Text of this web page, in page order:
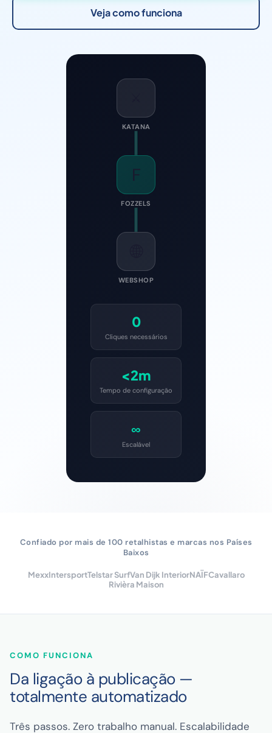
Veja como funciona
KATANA
F
FOZZELS
WEBSHOP
0
Cliques necessários
<2m
Tempo de configuração
∞
Escalável
Confiado por mais de 100 retalhistas e marcas nos Países
Baixos
MexxIntersportTelstar SurfVan Dijk InteriorNAÏFCavallaro
Rivièra Maison
COMO FUNCIONA
Da ligação à publicação —
totalmente automatizado
Três passos. Zero trabalho manual. Escalabilidade